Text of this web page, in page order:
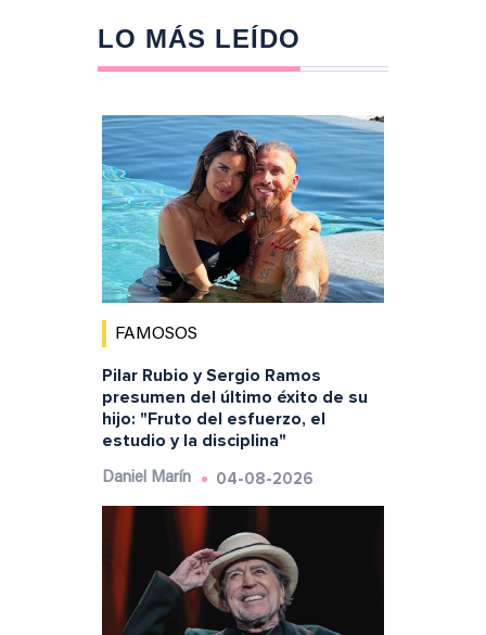
LO MÁS LEÍDO
FAMOSOS
Pilar Rubio y Sergio Ramos
presumen del último éxito de su
hijo: "Fruto del esfuerzo, el
estudio y la disciplina"
Daniel Marín 04-08-2026